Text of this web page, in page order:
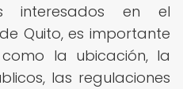
interesados en el
Quito, es importante
la ubicación, la
las regulaciones